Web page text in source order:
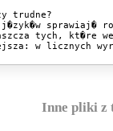
trudne?
j�zyk�w
tych,
w licznych
Inne pliki z